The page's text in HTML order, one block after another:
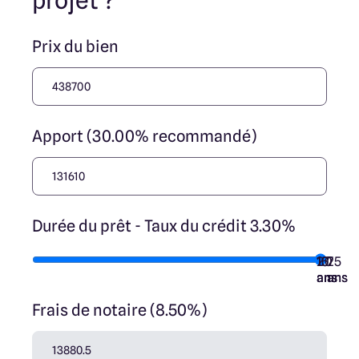
ses collaborateurs ne sont propriétaires des terrains, ne
transaction et ne participent à la vente. Prix indiqués par
nos partenaires fonciers.
Prix du bien
Apport (30.00% recommandé)
Durée du prêt - Taux du crédit 3.30%
7
ans
10
ans
15
ans
20
ans
25
ans
Frais de notaire (8.50%)